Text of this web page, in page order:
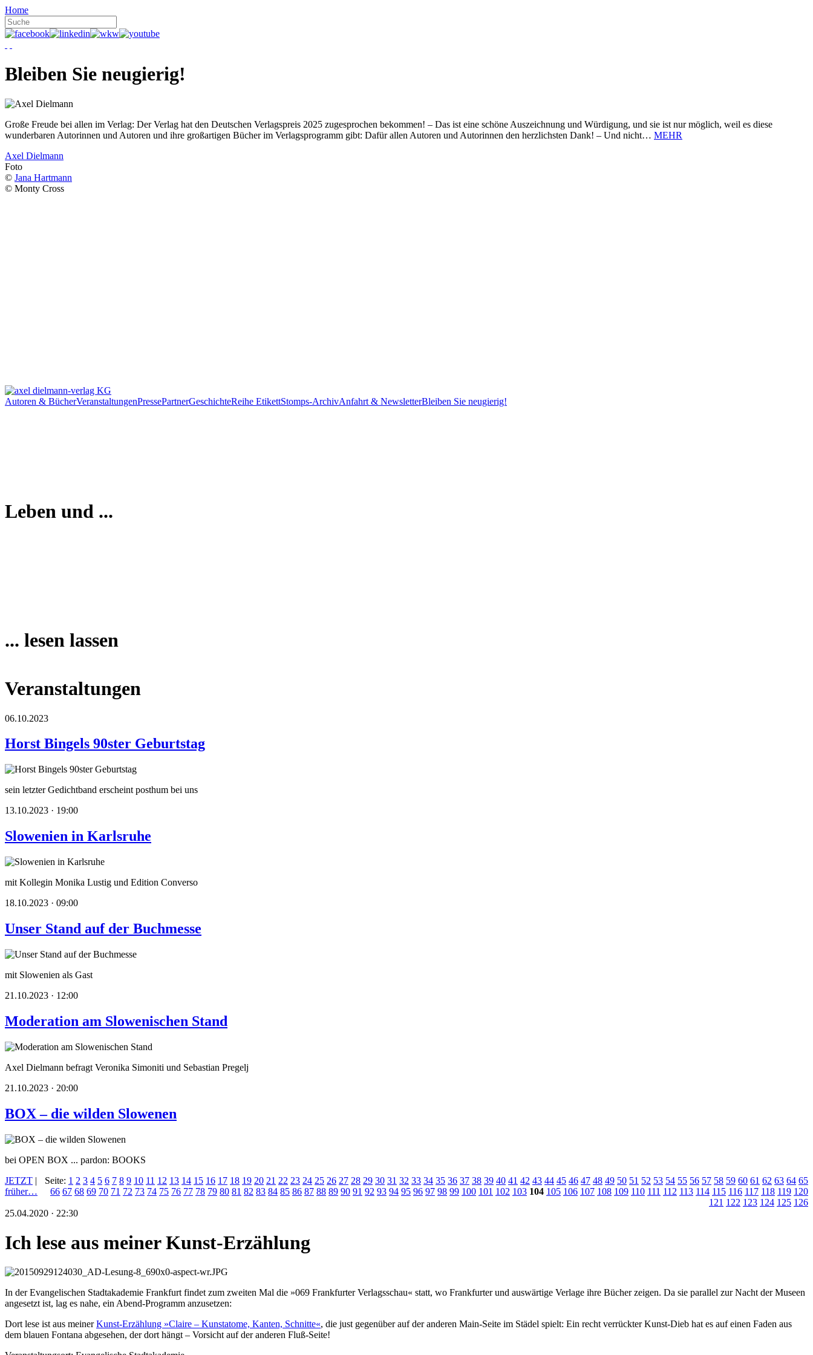
Home
Bleiben Sie neugierig!
Große Freude bei allen im Verlag: Der Verlag hat den Deutschen Verlagspreis 2025 zugesprochen bekommen! – Das ist eine schöne Auszeichnung und Würdigung, und sie ist nur möglich, weil es diese
wunderbaren Autorinnen und Autoren und ihre großartigen Bücher im Verlagsprogramm gibt: Dafür allen Autoren und Autorinnen den herzlichsten Dank! – Und nicht… MEHR
Axel Dielmann
Foto
© Jana Hartmann
© Monty Cross
Autoren & BücherVeranstaltungenPressePartnerGeschichteReihe EtikettStomps-ArchivAnfahrt & NewsletterBleiben Sie neugierig!
Leben und ...
... lesen lassen
Veranstaltungen
06.10.2023
Horst Bingels 90ster Geburtstag
sein letzter Gedichtband erscheint posthum bei uns
13.10.2023 · 19:00
Slowenien in Karlsruhe
mit Kollegin Monika Lustig und Edition Converso
18.10.2023 · 09:00
Unser Stand auf der Buchmesse
mit Slowenien als Gast
21.10.2023 · 12:00
Moderation am Slowenischen Stand
Axel Dielmann befragt Veronika Simoniti und Sebastian Pregelj
21.10.2023 · 20:00
BOX – die wilden Slowenen
bei OPEN BOX ... pardon: BOOKS
JETZT |
früher…
Seite: 1 2 3 4 5 6 7 8 9 10 11 12 13 14 15 16 17 18 19 20 21 22 23 24 25 26 27 28 29 30 31 32 33 34 35 36 37 38 39 40 41 42 43 44 45 46 47 48 49 50 51 52 53 54 55 56 57 58 59 60 61 62 63 64 65
66 67 68 69 70 71 72 73 74 75 76 77 78 79 80 81 82 83 84 85 86 87 88 89 90 91 92 93 94 95 96 97 98 99 100 101 102 103 104 105 106 107 108 109 110 111 112 113 114 115 116 117 118 119 120
121 122 123 124 125 126
25.04.2020 · 22:30
Ich lese aus meiner Kunst-Erzählung
In der Evangelischen Stadtakademie Frankfurt findet zum zweiten Mal die »069 Frankfurter Verlagsschau« statt, wo Frankfurter und auswärtige Verlage ihre Bücher zeigen. Da sie parallel zur Nacht der Museen
angesetzt ist, lag es nahe, ein Abend-Programm anzusetzen:
Dort lese ist aus meinerKunst-Erzählung »Claire – Kunstatome, Kanten, Schnitte«, die just gegenüber auf der anderen Main-Seite im Städel spielt: Ein recht verrückter Kunst-Dieb hat es auf einen Faden aus
dem blauen Fontana abgesehen, der dort hängt – Vorsicht auf der anderen Fluß-Seite!